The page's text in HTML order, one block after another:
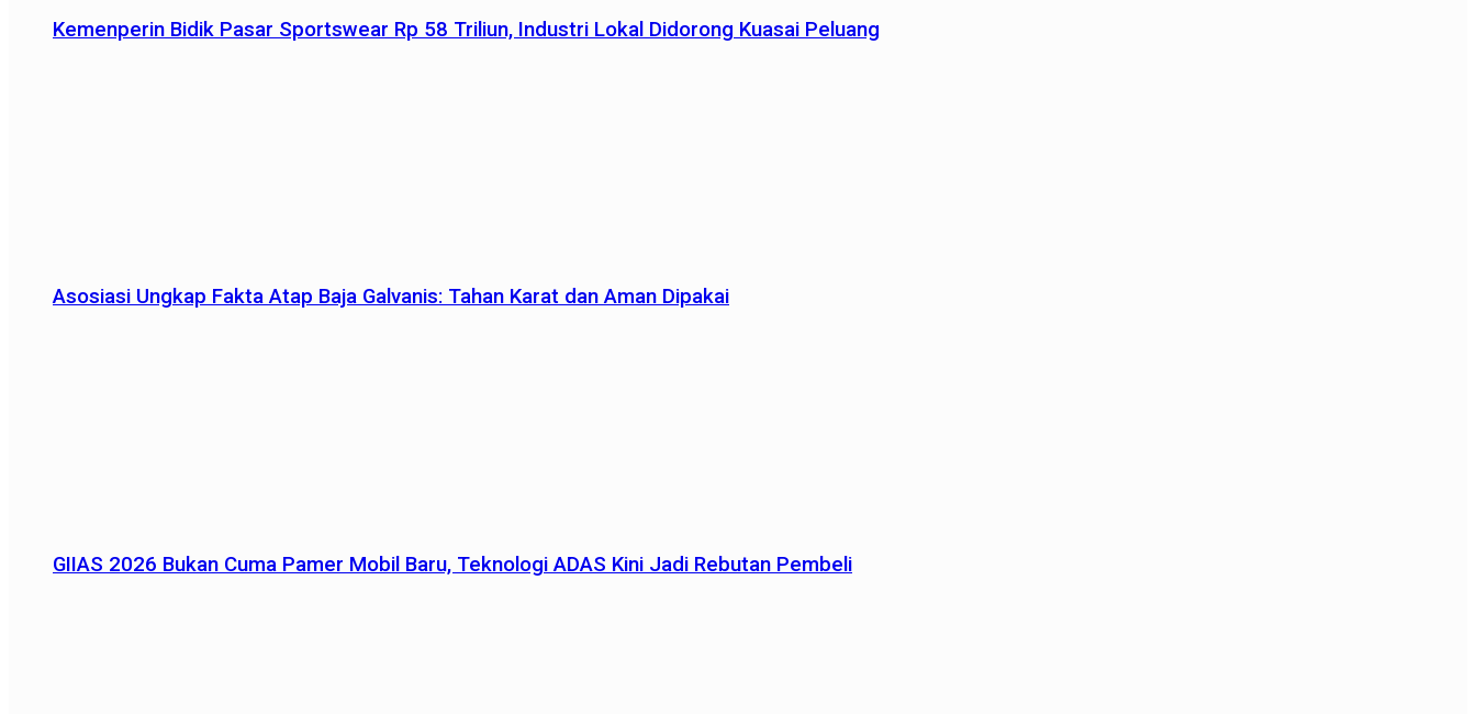
Kemenperin Bidik Pasar Sportswear Rp 58 Triliun, Industri Lokal Didorong Kuasai Peluang
Asosiasi Ungkap Fakta Atap Baja Galvanis: Tahan Karat dan Aman Dipakai
GIIAS 2026 Bukan Cuma Pamer Mobil Baru, Teknologi ADAS Kini Jadi Rebutan Pembeli